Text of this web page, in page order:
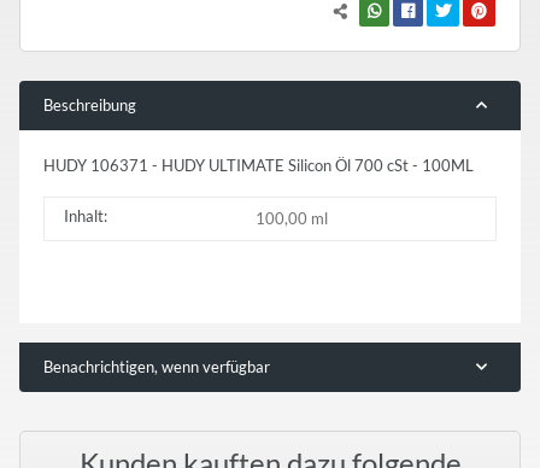
Beschreibung
HUDY 106371 - HUDY ULTIMATE Silicon Öl 700 cSt - 100ML
Inhalt: 100,00 ml
Benachrichtigen, wenn verfügbar